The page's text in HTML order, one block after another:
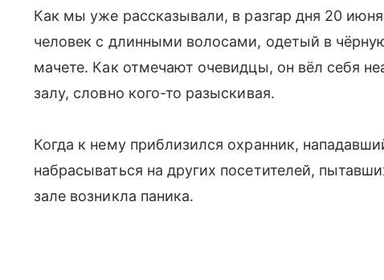
Как мы уже рассказывали, в разгар дня 20
человек с длинными волосами, одетый в
мачете. Как отмечают очевидцы, он вёл себя
залу, словно кого-то разыскивая.
Когда к нему приблизился охранник,
набрасываться на других посетителей,
зале возникла паника.